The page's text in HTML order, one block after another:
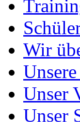
Wir
Unser
Unser